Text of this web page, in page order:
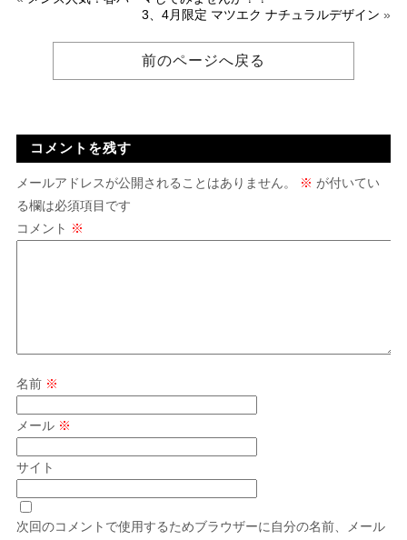
3、4月限定 マツエク ナチュラルデザイン »
前のページへ戻る
コメントを残す
メールアドレスが公開されることはありません。 ※ が付いてい
る欄は必須項目です
コメント ※
名前 ※
メール ※
サイト
次回のコメントで使用するためブラウザーに自分の名前、メール